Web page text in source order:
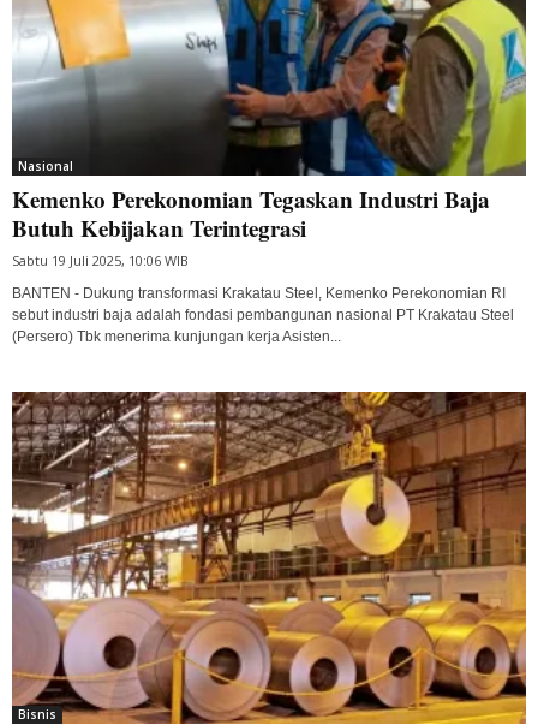
Nasional
Kemenko Perekonomian Tegaskan Industri Baja
Butuh Kebijakan Terintegrasi
Sabtu 19 Juli 2025, 10:06 WIB
BANTEN - Dukung transformasi Krakatau Steel, Kemenko Perekonomian RI
sebut industri baja adalah fondasi pembangunan nasional PT Krakatau Steel
(Persero) Tbk menerima kunjungan kerja Asisten...
Bisnis